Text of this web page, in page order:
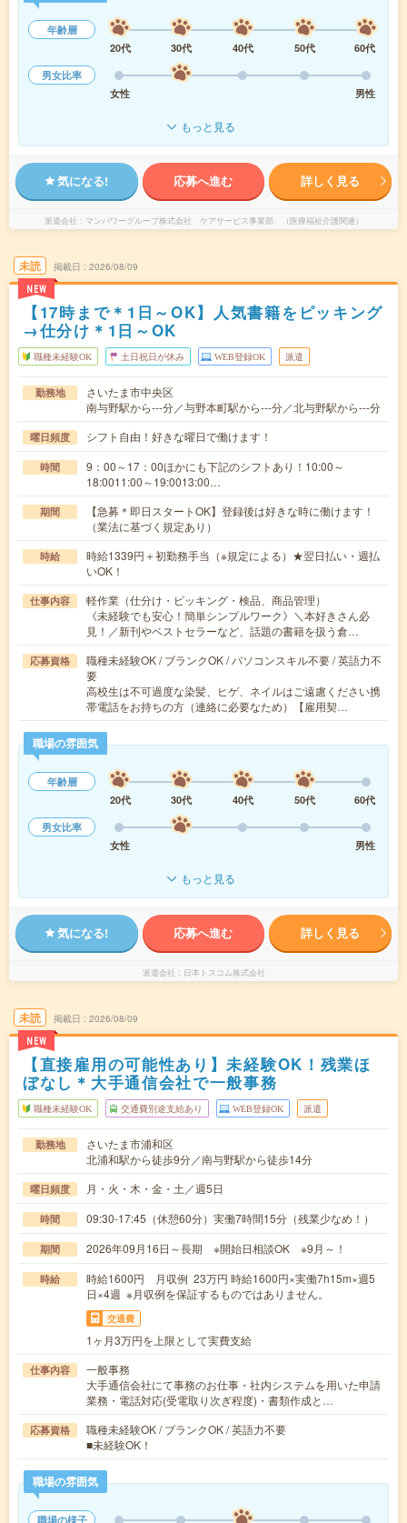
年齢層
20代
30代 40代 50代
60代
男女比率
女性
男性
もっと見る
気になる! 応募へ進む 詳しく見る
派遣会社 マンパワーグループ株式会社 ケアサービス事業部 （医療福祉介護関連）
未読
NEW
掲載日 2026/08/09
【17時まで＊1日～OK】人気書籍をピッキング
→仕分け＊1日～OK
職種未経験OK 土日祝日が休み WEB登録OK 派遣
勤務地
さいたま市中央区
南与野駅から---分／与野本町駅から---分／北与野駅から---分
曜日頻度 シフト自由！好きな曜日で働けます！
時間
9：00～17：00ほかにも下記のシフトあり！10:00～
18:0011:00～19:0013:00…
期間
【急募＊即日スタートOK】登録後は好きな時に働けます！
（業法に基づく規定あり）
時給
時給1339円＋初勤務手当（※規定による）★翌日払い・週払
いOK！
仕事内容
軽作業（仕分け・ピッキング・検品、商品管理）
《未経験でも安心！簡単シンプルワーク》＼本好きさん必
見！／新刊やベストセラーなど、話題の書籍を扱う倉…
応募資格
職種未経験OK / ブランクOK / パソコンスキル不要 / 英語力不
要
高校生は不可過度な染髪、ヒゲ、ネイルはご遠慮ください携
帯電話をお持ちの方（連絡に必要なため）【雇用契…
職場の雰囲気
年齢層
20代
30代 40代 50代
60代
男女比率
女性
男性
もっと見る
気になる! 応募へ進む 詳しく見る
派遣会社 日本トスコム株式会社
未読
NEW
掲載日 2026/08/09
【直接雇用の可能性あり】未経験OK！残業ほ
ぼなし＊大手通信会社で一般事務
職種未経験OK 交通費別途支給あり WEB登録OK 派遣
勤務地
さいたま市浦和区
北浦和駅から徒歩9分／南与野駅から徒歩14分
曜日頻度 月・火・木・金・土／週5日
時間 09:30-17:45（休憩60分）実働7時間15分（残業少なめ！）
期間 2026年09月16日～長期 ※開始日相談OK ※9月～！
時給
時給1600円 月収例 23万円 時給1600円×実働7h15m×週5
日×4週 ※月収例を保証するものではありません。
交通費
1ヶ月3万円を上限として実費支給
仕事内容
一般事務
大手通信会社にて事務のお仕事・社内システムを用いた申請
業務・電話対応(受電取り次ぎ程度)・書類作成と…
応募資格
職種未経験OK / ブランクOK / 英語力不要
■未経験OK！
職場の雰囲気
職場の様子